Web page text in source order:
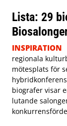
Lista: 29
INSPIRATION
regionala
mötesplats för
biografer visar
lutande